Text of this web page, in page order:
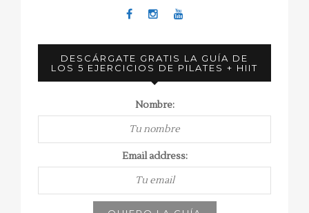
DESCÁRGATE GRATIS LA GUÍA DE
LOS 5 EJERCICIOS DE PILATES + HIIT
Nombre:
Email address: